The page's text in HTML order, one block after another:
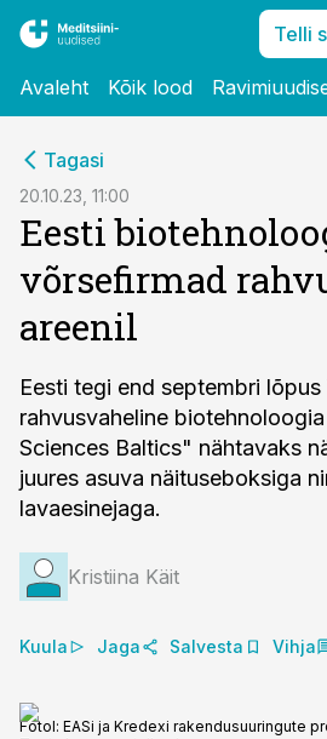
Telli
Avaleht Kõik lood
Tagasi
20.10.23, 11:00
Eesti
võrsefirmad
areenil
Eesti tegi end septembri
rahvusvaheline
Sciences Baltics" nähtavaks
juures asuva näituseboksiga
lavaesinejaga.
Kristiina Käit
Kuula Jaga Salvesta Vihja
Fotol: EASi ja Kredexi rakendusuuringute